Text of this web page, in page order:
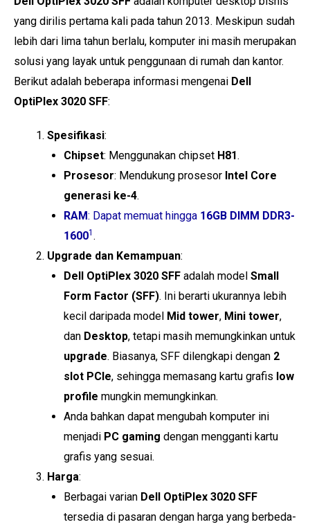
yang dirilis pertama kali pada tahun 2013. Meskipun sudah
lebih dari lima tahun berlalu, komputer ini masih merupakan
solusi yang layak untuk penggunaan di rumah dan kantor.
Berikut adalah beberapa informasi mengenai Dell
OptiPlex 3020 SFF:
Spesifikasi:
Chipset: Menggunakan chipset H81.
Prosesor: Mendukung prosesor Intel Core
generasi ke-4.
RAM: Dapat memuat hingga 16GB DIMM DDR3-
16001 .
Upgrade dan Kemampuan:
Dell OptiPlex 3020 SFF adalah model Small
Form Factor (SFF). Ini berarti ukurannya lebih
kecil daripada model Mid tower, Mini tower,
dan Desktop, tetapi masih memungkinkan untuk
upgrade. Biasanya, SFF dilengkapi dengan 2
slot PCIe, sehingga memasang kartu grafis low
profile mungkin memungkinkan.
Anda bahkan dapat mengubah komputer ini
menjadi PC gaming dengan mengganti kartu
grafis yang sesuai.
Harga:
Berbagai varian Dell OptiPlex 3020 SFF
tersedia di pasaran dengan harga yang berbeda-